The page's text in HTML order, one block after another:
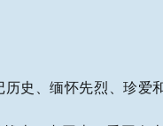
史、缅怀先烈、珍爱